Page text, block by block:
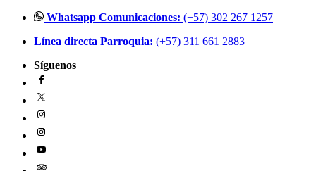
contenido
Whatsapp Comunicaciones: (+57) 302 267 1257
Línea directa Parroquia: (+57) 311 661 2883
Síguenos